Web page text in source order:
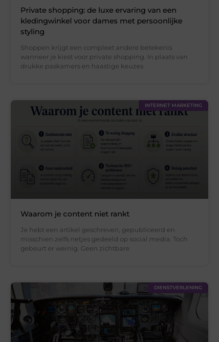
Private shopping: de luxe ervaring van een
kledingwinkel voor dames met persoonlijke
styling
Shoppen krijgt een compleet andere betekenis
wanneer je kiest voor private shopping. In plaats van
drukke paskamers en haastige keuzes
INTERNET MARKETING
Waarom je content niet rankt
Je hebt een artikel geschreven, gepubliceerd en
misschien zelfs netjes gedeeld op social media. Toch
gebeurt er weinig. Geen zichtbare
DIENSTVERLENING